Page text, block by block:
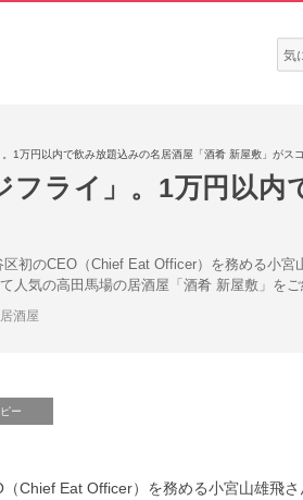
検
索:
1万円以内で飲み放題込みの名居酒屋「酒肴 新屋敷」がス
フライ」。1万円以内
区初のCEO（Chief Eat Officer）を務める小
人気の高田馬場の居酒屋「酒肴 新屋敷」をご
居酒屋
ー
（Chief Eat Officer）を務める小宮山雄飛